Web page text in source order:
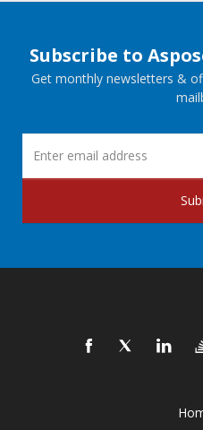
Subscribe to
Get monthly newsletters &